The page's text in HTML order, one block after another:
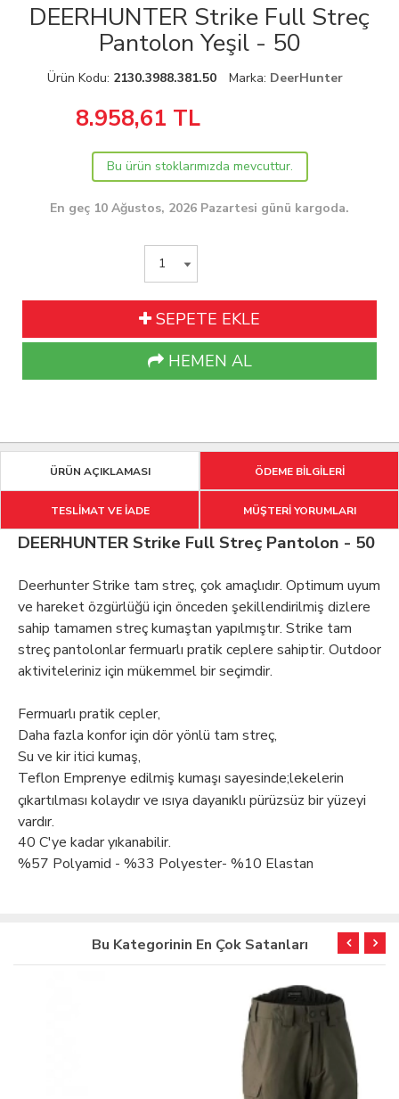
DEERHUNTER Strike Full Streç
Pantolon Yeşil - 50
Ürün Kodu: 2130.3988.381.50 Marka: DeerHunter
8.958,61 TL
Bu ürün stoklarımızda mevcuttur.
En geç 10 Ağustos, 2026 Pazartesi günü kargoda.
SEPETE EKLE
HEMEN AL
ÜRÜN AÇIKLAMASI ÖDEME BİLGİLERİ
TESLİMAT VE İADE MÜŞTERİ YORUMLARI
DEERHUNTER Strike Full Streç Pantolon - 50
Deerhunter Strike tam streç, çok amaçlıdır. Optimum uyum
ve hareket özgürlüğü için önceden şekillendirilmiş dizlere
sahip tamamen streç kumaştan yapılmıştır. Strike tam
streç pantolonlar fermuarlı pratik ceplere sahiptir. Outdoor
aktiviteleriniz için mükemmel bir seçimdir.
Fermuarlı pratik cepler,
Daha fazla konfor için dör yönlü tam streç,
Su ve kir itici kumaş,
Teflon Emprenye edilmiş kumaşı sayesinde;lekelerin
çıkartılması kolaydır ve ısıya dayanıklı pürüzsüz bir yüzeyi
vardır.
40 C'ye kadar yıkanabilir.
%57 Polyamid - %33 Polyester- %10 Elastan
Bu Kategorinin En Çok Satanları